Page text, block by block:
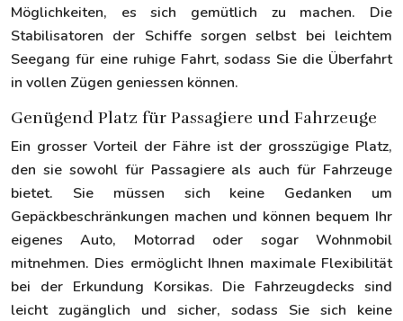
Möglichkeiten, es sich gemütlich zu machen. Die
Stabilisatoren der Schiffe sorgen selbst bei leichtem
Seegang für eine ruhige Fahrt, sodass Sie die Überfahrt
in vollen Zügen geniessen können.
Genügend Platz für Passagiere und Fahrzeuge
Ein grosser Vorteil der Fähre ist der grosszügige Platz,
den sie sowohl für Passagiere als auch für Fahrzeuge
bietet. Sie müssen sich keine Gedanken um
Gepäckbeschränkungen machen und können bequem Ihr
eigenes Auto, Motorrad oder sogar Wohnmobil
mitnehmen. Dies ermöglicht Ihnen maximale Flexibilität
bei der Erkundung Korsikas. Die Fahrzeugdecks sind
leicht zugänglich und sicher, sodass Sie sich keine